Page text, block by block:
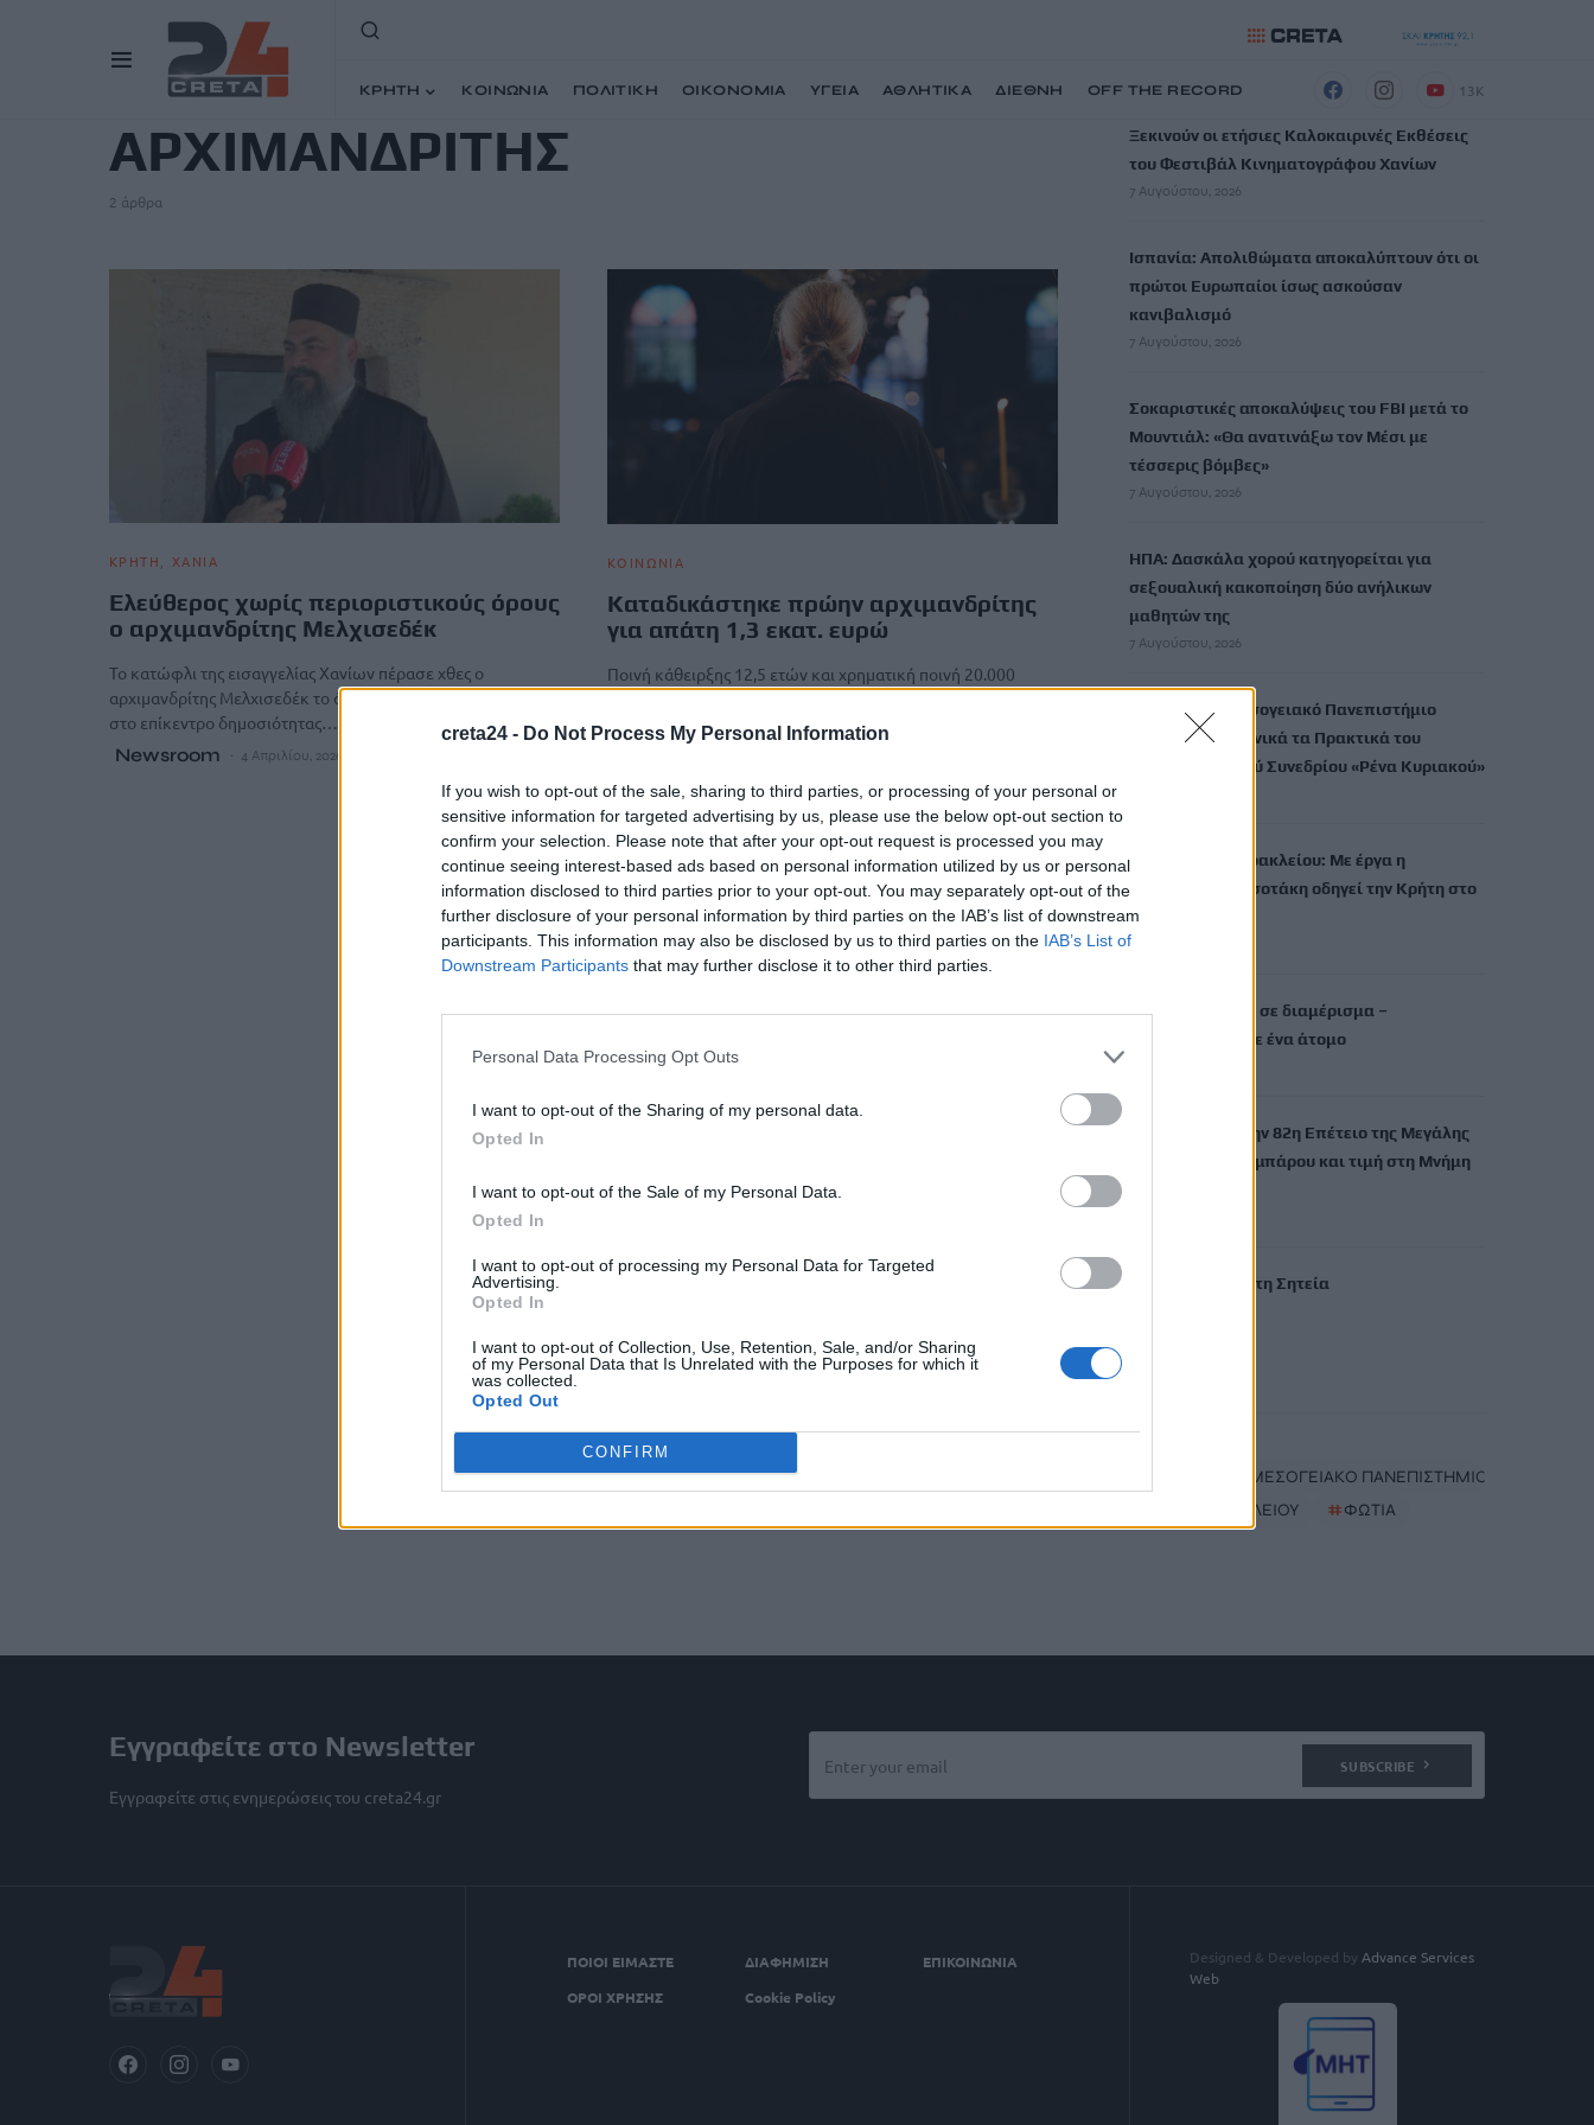
creta24 - Do Not Process My Personal Information
If you wish to opt-out of the sale, sharing to third parties, or processing of your personal or
sensitive information for targeted advertising by us, please use the below opt-out section to
confirm your selection. Please note that after your opt-out request is processed you may
continue seeing interest-based ads based on personal information utilized by us or personal
information disclosed to third parties prior to your opt-out. You may separately opt-out of the
further disclosure of your personal information by third parties on the IAB’s list of downstream
participants. This information may also be disclosed by us to third parties on the IAB’s List of
Downstream Participants that may further disclose it to other third parties.
Personal Data Processing Opt Outs
I want to opt-out of the Sharing of my personal data.
Opted In
I want to opt-out of the Sale of my Personal Data.
Opted In
I want to opt-out of processing my Personal Data for Targeted
Advertising.
Opted In
I want to opt-out of Collection, Use, Retention, Sale, and/or Sharing
of my Personal Data that Is Unrelated with the Purposes for which it
was collected.
Opted Out
CONFIRM
ΚΡΗΤΗ ΚΟΙΝΩΝΙΑ ΠΟΛΙΤΙΚΗ ΟΙΚΟΝΟΜΙΑ ΥΓΕΙΑ ΑΘΛΗΤΙΚΑ ΔΙΕΘΝΗ OFF THE RECORD 13K
ΑΡΧΙΜΑΝΔΡΙΤΗΣ
2 άρθρα
ΚΡΗΤΗ ΧΑΝΙΑ
Ελεύθερος χωρίς περιοριστικούς όρους
o αρχιμανδρίτης Μελχισεδέκ
Το κατώφλι της εισαγγελίας Χανίων πέρασε χθες ο
αρχιμανδρίτης Μελχισεδέκ το όνομα του οποίου βρέθηκε
στο επίκεντρο δημοσιότητας…
Newsroom 4 Απριλίου, 2026
ΚΟΙΝΩΝΙΑ
Καταδικάστηκε πρώην αρχιμανδρίτης
για απάτη 1,3 εκατ. ευρώ
Ποινή κάθειρξης 12,5 ετών και χρηματική ποινή 20.000
Κακουργημάτων Θεσσαλονίκης στον πρώην
αρχιμανδρίτη που κατηγορείται ότι εξαπάτησε
Newsroom 23 Μαρτίου, 2026
ΡΟΗ ΕΙΔΗΣΕΩΝ
Ξεκινούν οι ετήσιες Καλοκαιρινές Εκθέσεις
του Φεστιβάλ Κινηματογράφου Χανίων
7 Αυγούστου, 2026
Ισπανία: Απολιθώματα αποκαλύπτουν ότι οι
πρώτοι Ευρωπαίοι ίσως ασκούσαν
κανιβαλισμό
7 Αυγούστου, 2026
Σοκαριστικές αποκαλύψεις του FBI μετά το
Μουντιάλ: «Θα ανατινάξω τον Μέσι με
τέσσερις βόμβες»
7 Αυγούστου, 2026
ΗΠΑ: Δασκάλα χορού κατηγορείται για
σεξουαλική κακοποίηση δύο ανήλικων
μαθητών της
7 Αυγούστου, 2026
Το Ελληνικό Μεσογειακό Πανεπιστήμιο
εκδίδει ηλεκτρονικά τα Πρακτικά του
Διεπιστημονικού Συνεδρίου «Ρένα Κυριακού»
ΔΕΕΠ (ΝΟΔΕ) Ηρακλείου: Με έργα η
κυβέρνηση Μητσοτάκη οδηγεί την Κρήτη στο
μέλλον
7 Αυγούστου, 2026
Ρέθυμνο: Φωτιά σε διαμέρισμα –
Απεγκλωβίστηκε ένα άτομο
Εκδήλωση για την 82η Επέτειο της Μεγάλης
Κύκλωσης της Εμπάρου και τιμή στη Μνήμη
Νέα πυρκαγιά στη Σητεία
ΕΛΛΗΝΙΚΟ ΜΕΣΟΓΕΙΑΚΟ ΠΑΝΕΠΙΣΤΗΜΙΟ
ΔΕΕΠ ΗΡΑΚΛΕΙΟΥ #ΦΩΤΙΑ
Εγγραφείτε στο Newsletter
Εγγραφείτε στις ενημερώσεις του creta24.gr
SUBSCRIBE
ΠΟΙΟΙ ΕΙΜΑΣΤΕ ΔΙΑΦΗΜΙΣΗ
ΕΠΙΚΟΙΝΩΝΙΑ
ΟΡΟΙ ΧΡΗΣΗΣ
Cookie Policy
Designed & Developed by Advance Services
Web